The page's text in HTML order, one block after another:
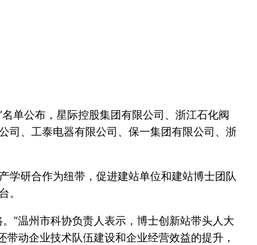
单公布，星际控股集团有限公司、浙江石化阀
司、工泰电器有限公司、保一集团有限公司、浙
学研合作为纽带，促进建站单位和建站博士团队
。
”温州市科协负责人表示，博士创新站带头人大
动企业技术队伍建设和企业经营效益的提升，